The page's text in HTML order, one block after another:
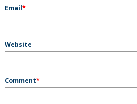
Email*
Website
Comment*